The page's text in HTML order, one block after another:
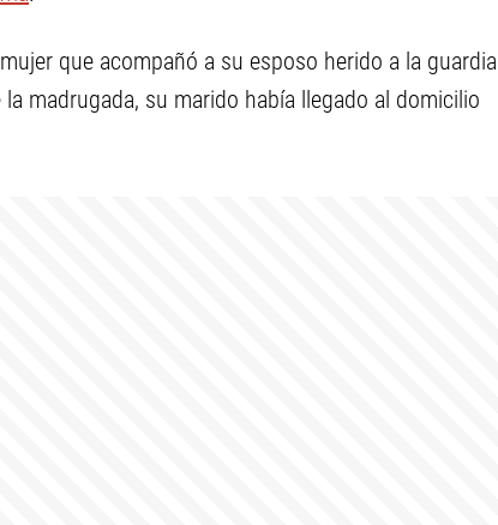
que acompañó a su esposo herido a la guardia
madrugada, su marido había llegado al domicilio